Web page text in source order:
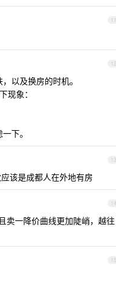
11
12
以及换房的时机。
现象：
下。
13
该是成都人在外地有房
14
卖一降价曲线更加陡峭，越往
15